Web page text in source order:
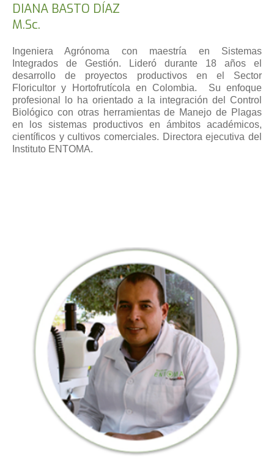
DIANA BASTO DÍAZ
M.Sc.
Ingeniera Agrónoma con maestría en Sistemas
Integrados de Gestión. Lideró durante 18 años el
desarrollo de proyectos productivos en el Sector
Floricultor y Hortofrutícola en Colombia. Su enfoque
profesional lo ha orientado a la integración del Control
Biológico con otras herramientas de Manejo de Plagas
en los sistemas productivos en ámbitos académicos,
científicos y cultivos comerciales. Directora ejecutiva del
Instituto ENTOMA.